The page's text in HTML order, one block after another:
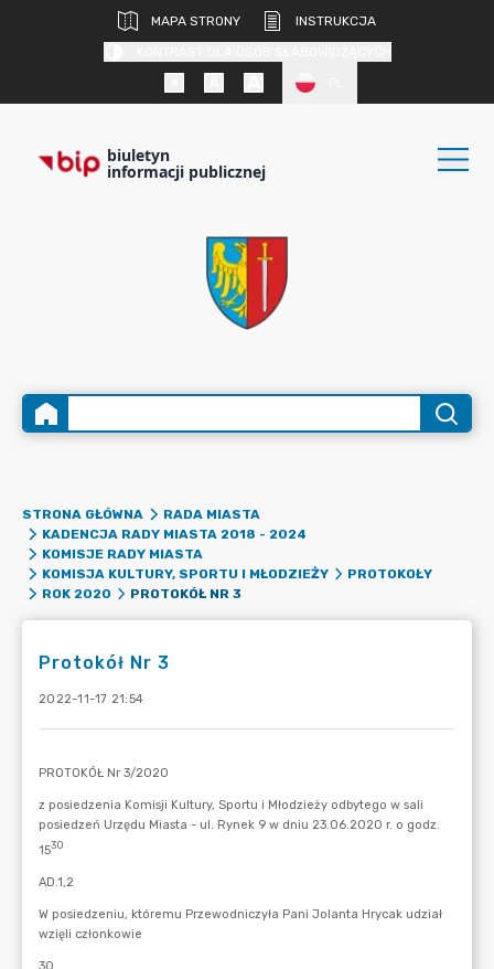
MAPA STRONY
INSTRUKCJA
biuletyn
informacji publicznej
STRONA GŁÓWNA
RADA MIASTA
KADENCJA RADY MIASTA 2018 - 2024
KOMISJE RADY MIASTA
KOMISJA KULTURY, SPORTU I MŁODZIEŻY
PROTOKOŁY
ROK 2020
PROTOKÓŁ NR 3
Protokół Nr 3
2022-11-17 21:54